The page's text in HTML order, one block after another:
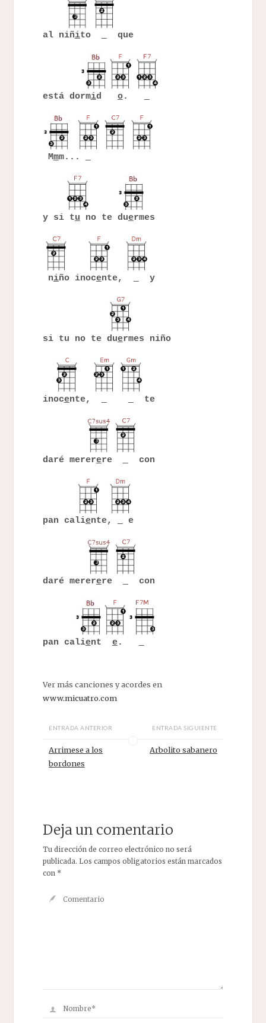
al niñito que
está dormid o.
Mmm...
y si tu no te duermes
niño inocente, y
si tu no te duermes niño
inocente, te
daré mererere con
pan caliente, e
daré mererere con
pan calient e.
Ver más canciones y acordes en
www.micuatro.com
ENTRADA ANTERIOR
Arrimese a los
bordones
ENTRADA SIGUIENTE
Arbolito sabanero
Deja un comentario
Tu dirección de correo electrónico no será
publicada. Los campos obligatorios están marcados
con *